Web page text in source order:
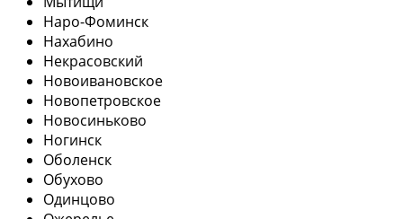
Наро-Фоминск
Нахабино
Некрасовский
Новоивановское
Новопетровское
Новосиньково
Ногинск
Оболенск
Обухово
Одинцово